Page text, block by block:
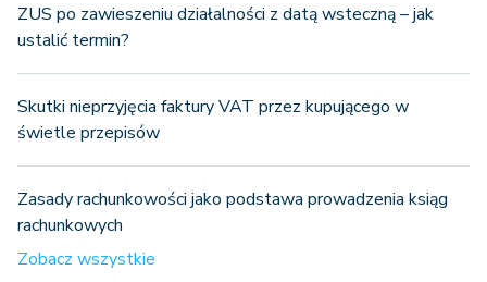
ZUS po zawieszeniu działalności z datą wsteczną – jak
ustalić termin?
Skutki nieprzyjęcia faktury VAT przez kupującego w
świetle przepisów
Zasady rachunkowości jako podstawa prowadzenia ksiąg
rachunkowych
Zobacz wszystkie